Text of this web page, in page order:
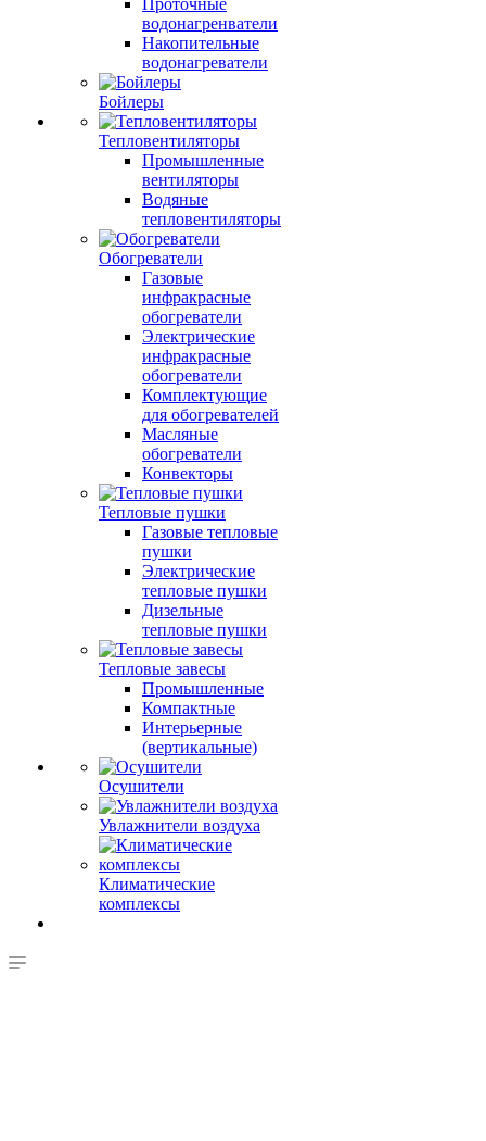
Проточные
водонагренватели
Накопительные
водонагреватели
Бойлеры
Тепловентиляторы
Промышленные
вентиляторы
Водяные
тепловентиляторы
Обогреватели
Газовые
инфракрасные
обогреватели
Электрические
инфракрасные
обогреватели
Комплектующие
для обогревателей
Масляные
обогреватели
Конвекторы
Тепловые пушки
Газовые тепловые
пушки
Электрические
тепловые пушки
Дизельные
тепловые пушки
Тепловые завесы
Промышленные
Компактные
Интерьерные
(вертикальные)
Осушители
Увлажнители воздуха
Климатические
комплексы